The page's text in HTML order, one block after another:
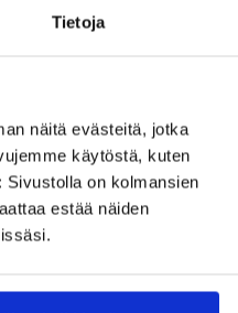
Tietoja
näitä evästeitä, jotka
käytöstä, kuten
on kolmansien
estää näiden
Kulttuurintutkimus ja
/ Nuorisotutkimus